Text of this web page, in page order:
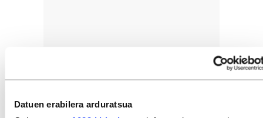
Datuen erabilera arduratsua